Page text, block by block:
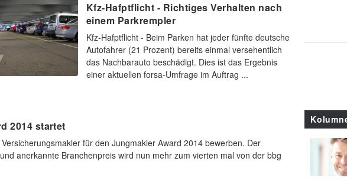
Kfz-Hafptflicht - Richtiges Verhalten nach
einem Parkrempler
Kfz-Hafptflicht - Beim Parken hat jeder fünfte deutsche
Autofahrer (21 Prozent) bereits einmal versehentlich
das Nachbarauto beschädigt. Dies ist das Ergebnis
einer aktuellen forsa-Umfrage im Auftrag ...
2014 startet
für den Jungmakler Award 2014 bewerben. Der
anerkannte Branchenpreis wird nun mehr zum vierten mal von der bbg